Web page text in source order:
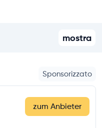
mostra
Sponsorizzato
zum Anbieter